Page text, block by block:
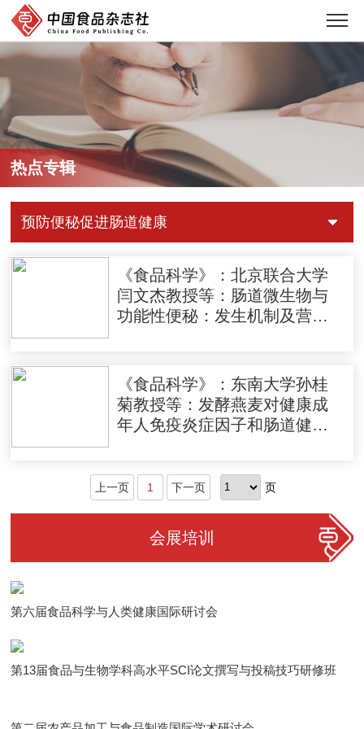
热点专辑
预防便秘促进肠道健康
《食品科学》：北京联合大学
闫文杰教授等：肠道微生物与
功能性便秘：发生机制及营养
《食品科学》：东南大学孙桂
菊教授等：发酵燕麦对健康成
年人免疫炎症因子和肠道健康
上一页 1 下一页 页
会展培训
第六届食品科学与人类健康国际研讨会
第13届食品与生物学科高水平SCI论文撰写与投稿技巧研修班